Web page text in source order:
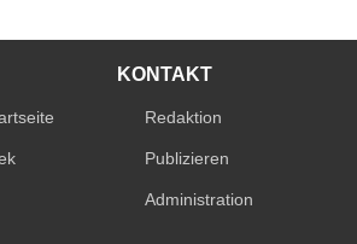
KONTAKT
Redaktion
Publizieren
Administration